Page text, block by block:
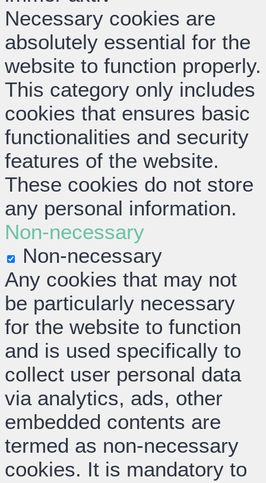
Necessary cookies are
absolutely essential for the
website to function properly.
This category only includes
cookies that ensures basic
functionalities and security
features of the website.
These cookies do not store
any personal information.
Non-necessary
Non-necessary
Any cookies that may not
be particularly necessary
for the website to function
and is used specifically to
collect user personal data
via analytics, ads, other
embedded contents are
termed as non-necessary
cookies. It is mandatory to